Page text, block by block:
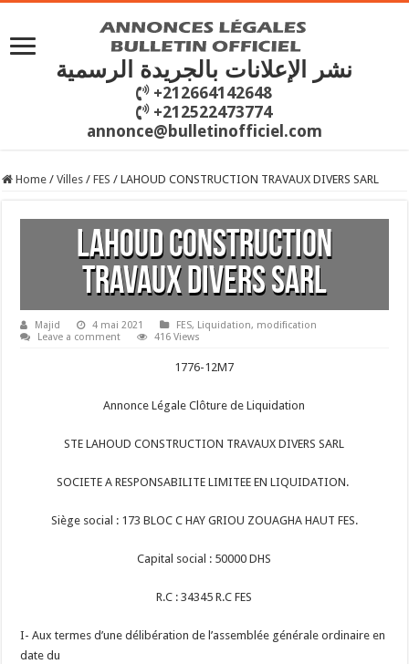
نشر الإعلانات بالجريدة الرسمية
+212664142648
+212522473774
annonce@bulletinofficiel.com
Home / Villes / FES / LAHOUD CONSTRUCTION TRAVAUX DIVERS SARL
LAHOUD CONSTRUCTION
TRAVAUX DIVERS SARL
Majid 4 mai 2021 FES, Liquidation, modification
Leave a comment
416 Views
1776-12M7
Annonce Légale Clôture de Liquidation
STE LAHOUD CONSTRUCTION TRAVAUX DIVERS SARL
SOCIETE A RESPONSABILITE LIMITEE EN LIQUIDATION.
Siège social : 173 BLOC C HAY GRIOU ZOUAGHA HAUT FES.
Capital social : 50000 DHS
R.C : 34345 R.C FES
I- Aux termes d’une délibération de l’assemblée générale ordinaire en
date du